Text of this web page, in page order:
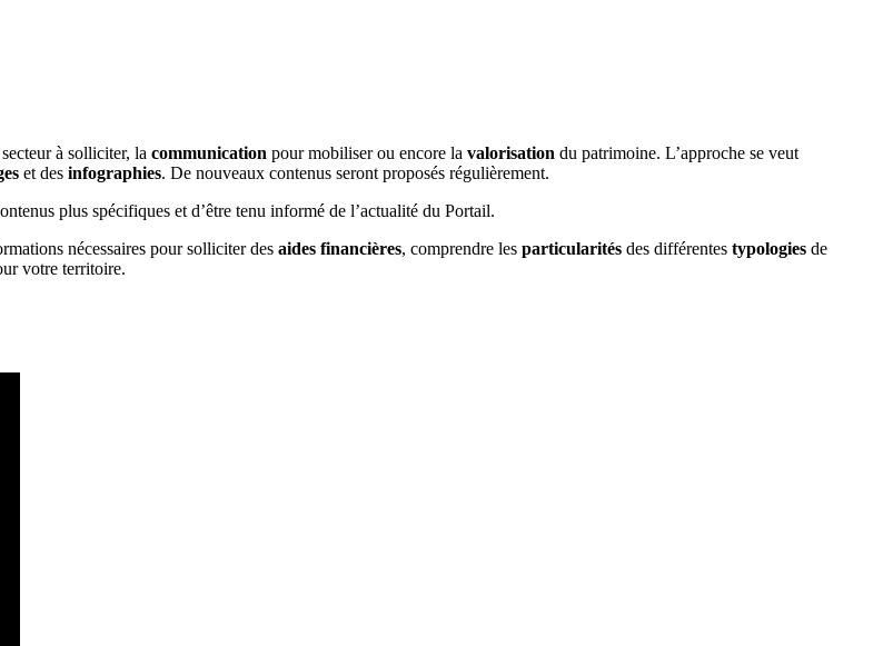
à solliciter, la communication pour mobiliser ou encore la valorisation du patrimoine. L’approche se veut
et des infographies. De nouveaux contenus seront proposés régulièrement.
plus spécifiques et d’être tenu informé de l’actualité du Portail.
nécessaires pour solliciter des aides financières, comprendre les particularités des différentes typologies de
votre territoire.